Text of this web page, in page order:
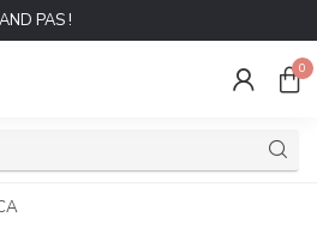
PAS !
0